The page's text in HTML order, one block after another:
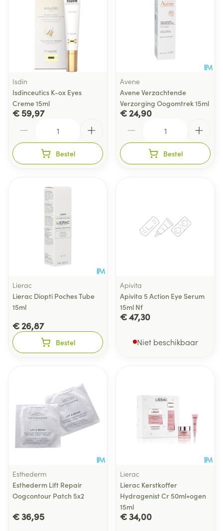
Isdin
Isdinceutics K-ox Eyes
Creme 15ml
€ 59,97
Bestel
Avene
Avene Verzachtende
Verzorging Oogomtrek 15ml
€ 24,90
Bestel
Lierac
Lierac Diopti Poches Tube
15ml
€ 26,87
Bestel
Apivita
Apivita 5 Action Eye Serum
15ml Nf
€ 47,30
Niet beschikbaar
Esthederm
Esthederm Lift Repair
Oogcontour Patch 5x2
€ 36,95
Lierac
Lierac Kerstkoffer
Hydragenist Cr 50ml+ogen
15ml
€ 34,00